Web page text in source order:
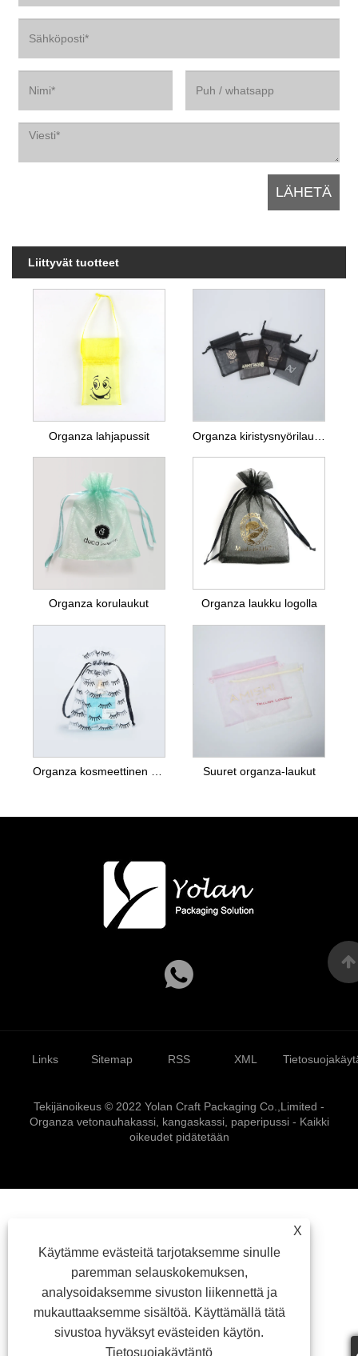
Liittyvät tuotteet
Organza lahjapussit
Organza korulaukut Organza laukku logolla
Organza kosmeettinen ripsien laukku Suuret organza-laukut
X
Käytämme evästeitä tarjotaksemme sinulle
paremman selauskokemuksen,
analysoidaksemme sivuston liikennettä ja
mukauttaaksemme sisältöä. Käyttämällä tätä
sivustoa hyväksyt evästeiden käytön.
Tietosuojakäytäntö
Links Sitemap RSS XML
Tekijänoikeus © 2022 Yolan Craft Packaging Co.,Limited -
Organza vetonauhakassi, kangaskassi, paperipussi - Kaikki
oikeudet pidätetään